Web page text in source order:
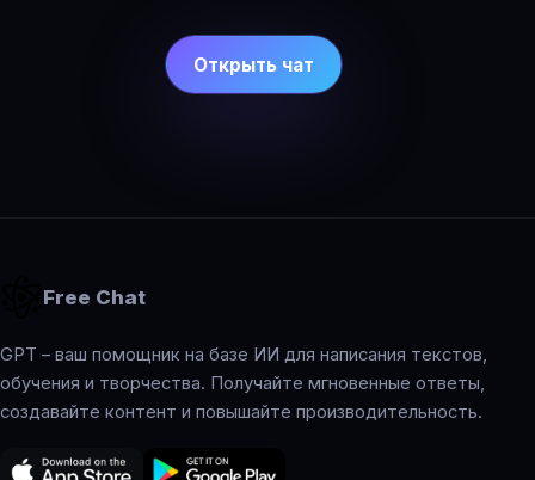
Открыть чат
Free Chat
GPT – ваш помощник на базе ИИ для написания текстов,
обучения и творчества. Получайте мгновенные ответы,
создавайте контент и повышайте производительность.